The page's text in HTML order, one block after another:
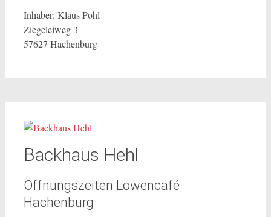
Inhaber: Klaus Pohl
Ziegeleiweg 3
57627 Hachenburg
Backhaus Hehl
Öffnungszeiten Löwencafé
Hachenburg